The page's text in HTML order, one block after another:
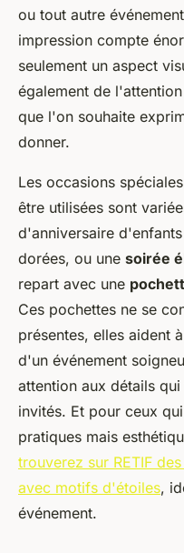
ou tout autre
impression compte
seulement un aspect
également de
que l'on souhaite
donner.
Les occasions
être utilisées sont
d'anniversaire
dorées, ou une soirée
repart avec une
Ces pochettes ne se
présentes, elles aident
d'un événement
attention aux détails
invités. Et pour ceux
pratiques mais
trouverez sur RETIF
avec motifs d'étoiles,
événement.